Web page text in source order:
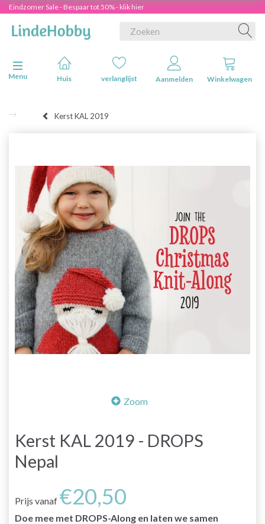
Eindzomer Sale - Bespaar tot 50% - klik hier
Navigatie in-/uitschakelen
Menu
Huis verlanglijst Aanmelden Winkelwagen
Kerst KAL 2019
Zoom
Kerst KAL 2019 - DROPS
Nepal
Prijs vanaf €20,50
Doe mee met DROPS-Along en laten we samen